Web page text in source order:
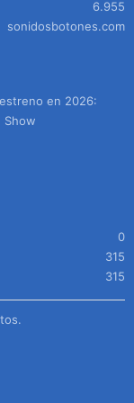
6.955
sonidosbotones.com
en 2026:
Show
0
315
315